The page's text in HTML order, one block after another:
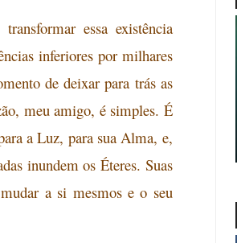
essa existência
inferiores por milhares
de deixar para trás as
meu amigo, é simples. É
a Luz, para sua Alma, e,
inundem os Éteres. Suas
a si mesmos e o seu